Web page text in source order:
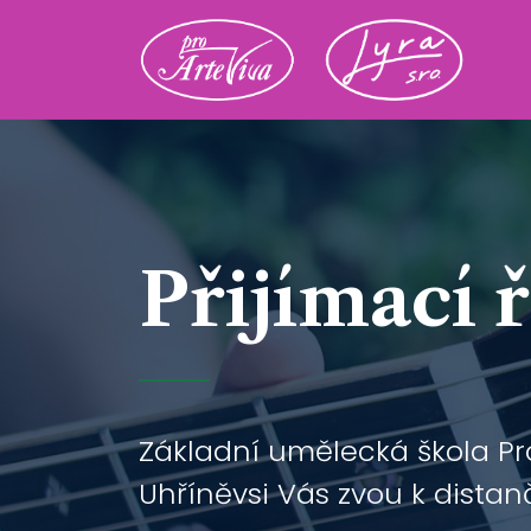
Přijímací
Základní umělecká škola
Uhříněvsi Vás zvou k